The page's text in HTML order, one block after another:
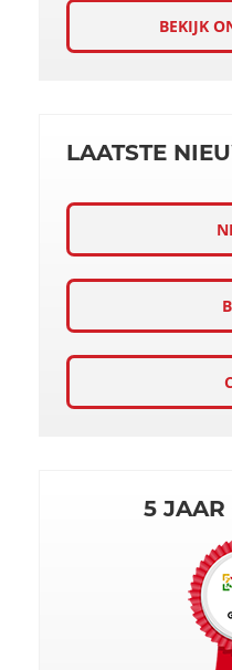
BEKIJK
LAATSTE
5 JAAR